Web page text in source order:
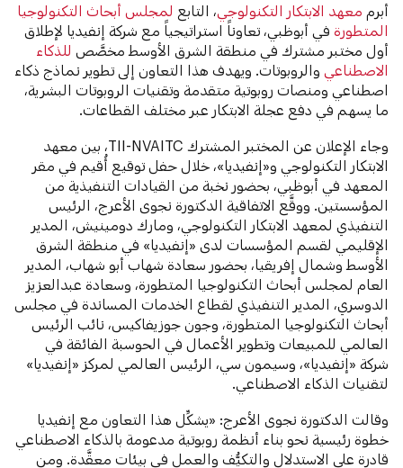
أبرم معهد الابتكار التكنولوجي ، التابع لمجلس أبحاث التكنولوجيا
المتطورةفي أبوظبي، تعاوناً استراتيجياً مع شركة إنفيديا لإطلاق
أول مختبر مشترك في منطقة الشرق الأوسط مخصَّصللذكاء
الاصطناعي والروبوتات. ويهدف هذا التعاون إلى تطوير نماذج ذكاء
اصطناعي ومنصات روبوتية متقدمة وتقنيات الروبوتات البشرية،
ما يسهم في دفع عجلة الابتكار عبر مختلف القطاعات.
وجاء الإعلان عن المختبر المشترك TII-NVAITC، بين معهد
الابتكار التكنولوجي و«إنفيديا»، خلال حفل توقيع أُقيم في مقر
المعهد في أبوظبي، بحضور نخبة من القيادات التنفيذية من
المؤسستين. ووقَّع الاتفاقية الدكتورة نجوى الأعرج، الرئيس
التنفيذي لمعهد الابتكار التكنولوجي، ومارك دومينيش، المدير
الإقليمي لقسم المؤسسات لدى «إنفيديا» في منطقة الشرق
الأوسط وشمال إفريقيا، بحضور سعادة شهاب أبو شهاب، المدير
العام لمجلس أبحاث التكنولوجيا المتطورة، وسعادة عبدالعزيز
الدوسري، المدير التنفيذي لقطاع الخدمات المساندة في مجلس
أبحاث التكنولوجيا المتطورة، وجون جوزيفاكيس، نائب الرئيس
العالمي للمبيعات وتطوير الأعمال في الحوسبة الفائقة في
شركة «إنفيديا»، وسيمون سي، الرئيس العالمي لمركز «إنفيديا»
لتقنيات الذكاء الاصطناعي.
وقالت الدكتورة نجوى الأعرج: «يشكِّل هذا التعاون مع إنفيديا
خطوة رئيسية نحو بناء أنظمة روبوتية مدعومة بالذكاء الاصطناعي
قادرة على الاستدلال والتكيُّف والعمل في بيئات معقَّدة. ومن